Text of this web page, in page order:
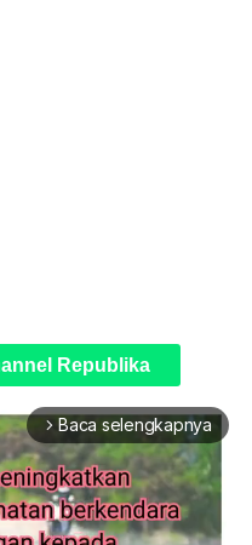
Republika
arrow_forward_ios Baca selengkapnya